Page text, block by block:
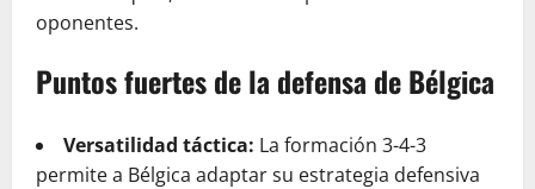
oponentes.
Puntos fuertes de la defensa de Bélgica
Versatilidad táctica: La formación 3-4-3
permite a Bélgica adaptar su estrategia defensiva